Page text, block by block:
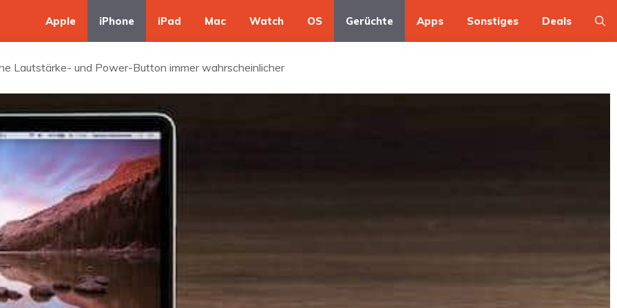
Apple iPhone iPad Mac Watch OS Gerüchte Apps Sonstiges Deals
Lautstärke- und Power-Button immer wahrscheinlicher